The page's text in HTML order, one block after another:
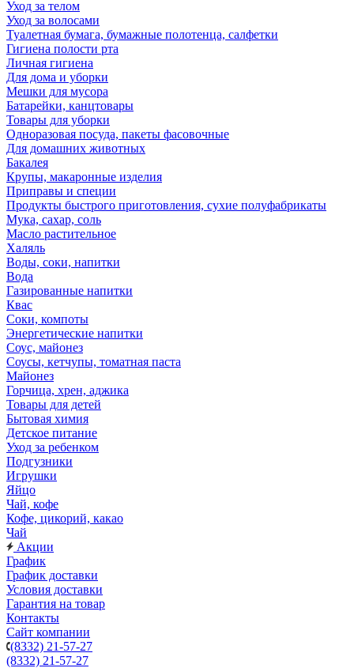
Уход за телом
Уход за волосами
Туалетная бумага, бумажные полотенца, салфетки
Гигиена полости рта
Личная гигиена
Для дома и уборки
Мешки для мусора
Батарейки, канцтовары
Товары для уборки
Одноразовая посуда, пакеты фасовочные
Для домашних животных
Бакалея
Крупы, макаронные изделия
Приправы и специи
Продукты быстрого приготовления, сухие полуфабрикаты
Мука, сахар, соль
Масло растительное
Халяль
Воды, соки, напитки
Вода
Газированные напитки
Квас
Соки, компоты
Энергетические напитки
Соус, майонез
Соусы, кетчупы, томатная паста
Майонез
Горчица, хрен, аджика
Товары для детей
Бытовая химия
Детское питание
Уход за ребенком
Подгузники
Игрушки
Яйцо
Чай, кофе
Кофе, цикорий, какао
Чай
Акции
График
График доставки
Условия доставки
Гарантия на товар
Контакты
Сайт компании
(8332) 21-57-27
(8332) 21-57-27